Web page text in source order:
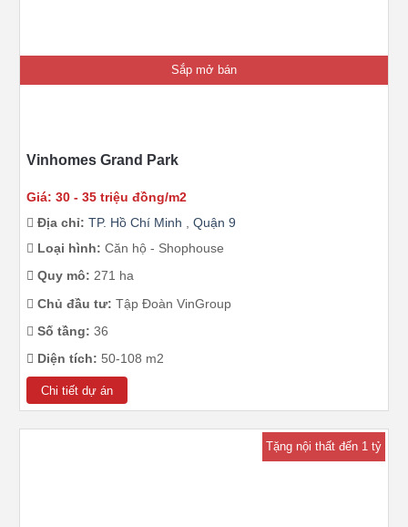
Sắp mở bán
Vinhomes Grand Park
Giá: 30 - 35 triệu đồng/m2
Địa chỉ: TP. Hồ Chí Minh
Quận 9
Loại hình: Căn hộ - Shophouse
Quy mô: 271 ha
Chủ đầu tư: Tập Đoàn VinGroup
Số tầng: 36
Diện tích: 50-108 m2
Chi tiết dự án
Tặng nội thất đến 1 tỷ